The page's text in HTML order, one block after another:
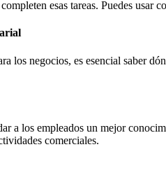
esas tareas. Puedes usar
los negocios, es esencial saber
a los empleados un mejor
comerciales.